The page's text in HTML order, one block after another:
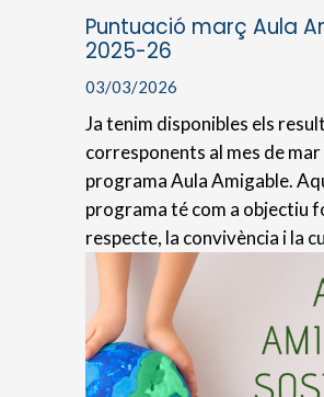
Puntuació març Aula
2025-26
03/03/2026
Ja tenim disponibles els
corresponents al mes de mar
programa Aula Amigable.
programa té com a objectiu
respecte, la convivència i la